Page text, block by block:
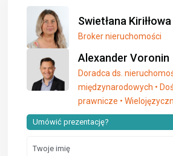
Swietłana Kiriłłowa
Broker nieruchomości
Alexander Voronin
Doradca ds.
międzynarodowych •
prawnicze •
Umówić prezentację?